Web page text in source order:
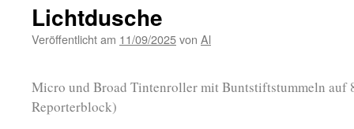
Lichtdusche
Veröffentlicht am 11/09/2025von Al
Micro und Broad Tintenroller mit Buntstiftstummeln auf
Reporterblock)